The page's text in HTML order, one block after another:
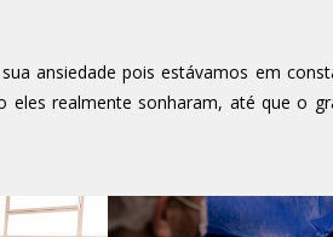
ansiedade pois estávamos em
eles realmente sonharam, até que o